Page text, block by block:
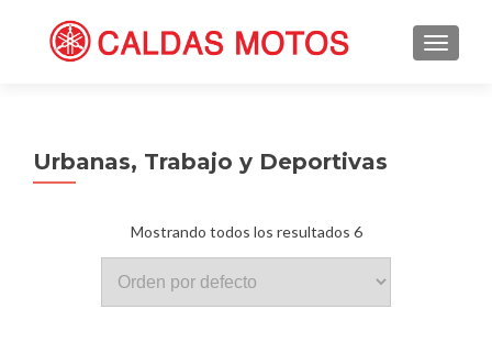
Urbanas, Trabajo y Deportivas
Mostrando todos los resultados 6